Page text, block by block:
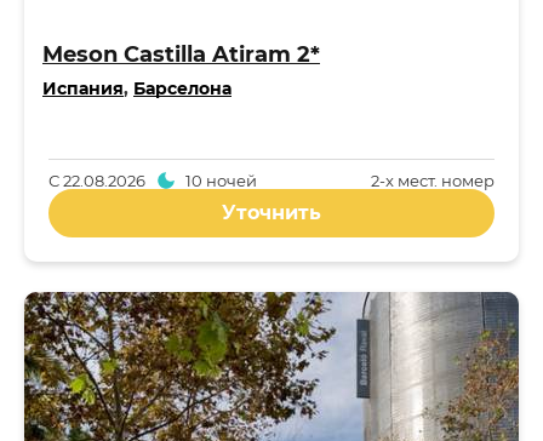
Meson Castilla Atiram 2*
Испания, Барселона
2-x мест. номер
С22.08.2026 10 ночей
Уточнить